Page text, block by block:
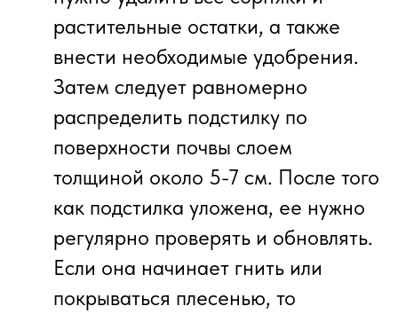
растительные остатки, а также
внести необходимые удобрения.
Затем следует равномерно
распределить подстилку по
поверхности почвы слоем
толщиной около 5-7 см. После того
как подстилка уложена, ее нужно
регулярно проверять и обновлять.
Если она начинает гнить или
покрываться плесенью, то